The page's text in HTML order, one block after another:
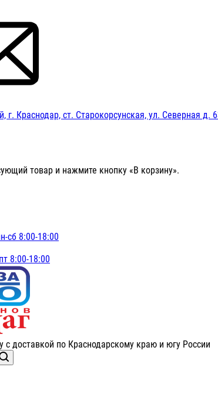
г. Краснодар, ст. Старокорсунская, ул. Северная д.
товар и нажмите кнопку «В корзину».
сб 8:00-18:00
8:00-18:00
с доставкой по Краснодарскому краю и югу России